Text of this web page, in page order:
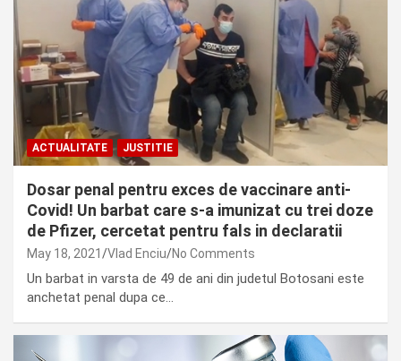
ACTUALITATE JUSTITIE
Dosar penal pentru exces de vaccinare anti-
Covid! Un barbat care s-a imunizat cu trei doze
de Pfizer, cercetat pentru fals in declaratii
May 18, 2021 Vlad Enciu No Comments
Un barbat in varsta de 49 de ani din judetul Botosani este
anchetat penal dupa ce…